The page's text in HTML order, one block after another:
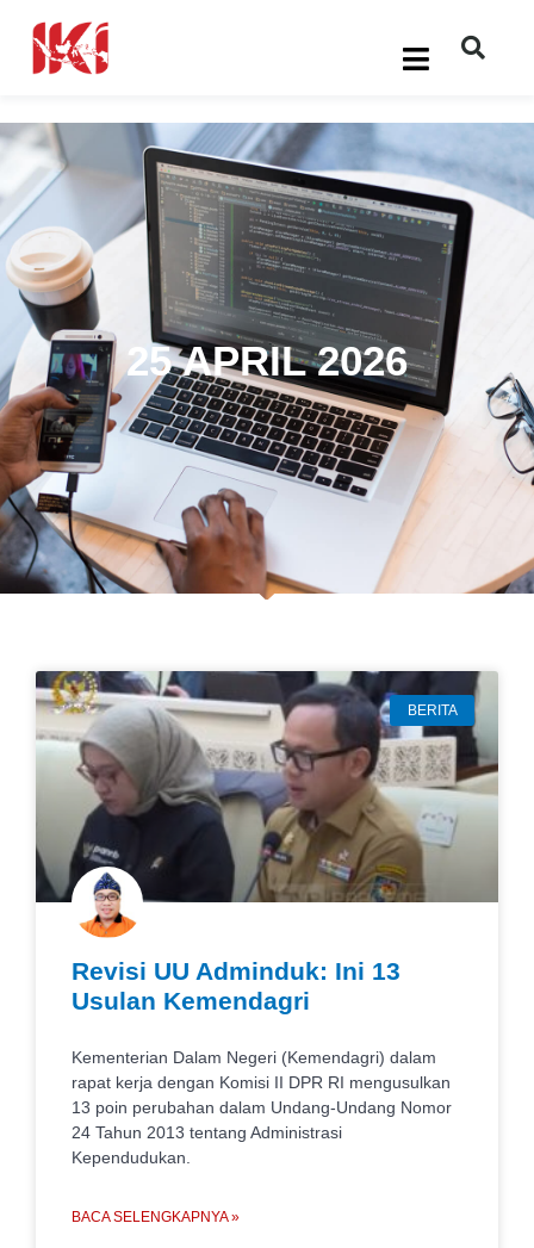
25 APRIL 2026
BERITA
Revisi UU Adminduk: Ini 13
Usulan Kemendagri
Kementerian Dalam Negeri (Kemendagri) dalam
rapat kerja dengan Komisi II DPR RI mengusulkan
13 poin perubahan dalam Undang-Undang Nomor
24 Tahun 2013 tentang Administrasi
Kependudukan.
BACA SELENGKAPNYA »